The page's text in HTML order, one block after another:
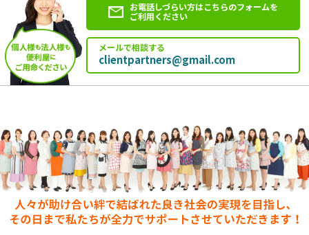
お電話しづらい方はこちらのフォームを
ご利用ください
メールで相談する
clientpartners@gmail.com